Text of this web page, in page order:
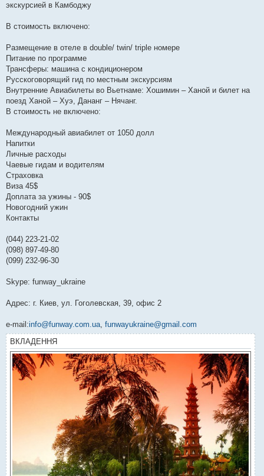
экскурсией в Камбоджу
В стоимость включено:
Размещение в отеле в double/ twin/ triple номере
Питание по программе
Трансферы: машина c кондиционером
Русскоговорящий гид по местным экскурсиям
Внутренние Авиабилеты во Вьетнаме: Хошимин – Ханой и билет на
поезд Ханой – Хуэ, Дананг – Нячанг.
В стоимость не включено:
Международный авиабилет от 1050 долл
Напитки
Личные расходы
Чаевые гидам и водителям
Страховка
Виза 45$
Доплата за ужины - 90$
Новогодний ужин
Контакты
(044) 223-21-02
(098) 897-49-80
(099) 232-96-30
Skype: funway_ukraine
Адрес: г. Киев, ул. Гоголевская, 39, офис 2
e-mail:info@funway.com.ua, funwayukraine@gmail.com
ВКЛАДЕННЯ